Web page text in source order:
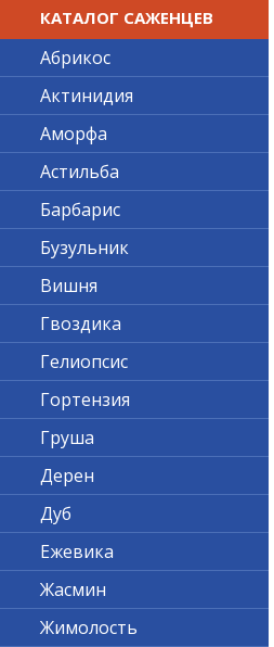
КАТАЛОГ САЖЕНЦЕВ
Абрикос
Актинидия
Аморфа
Астильба
Барбарис
Бузульник
Вишня
Гвоздика
Гелиопсис
Гортензия
Груша
Дерен
Дуб
Ежевика
Жасмин
Жимолость